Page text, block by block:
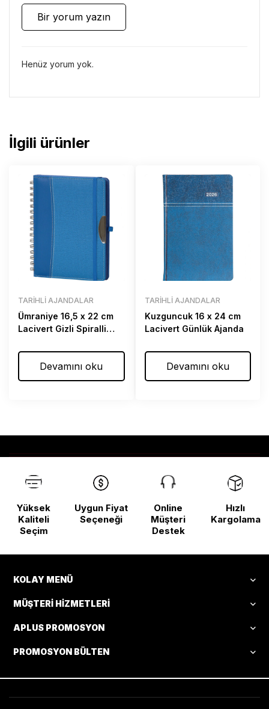
Bir yorum yazın
Henüz yorum yok.
İlgili ürünler
TARIHLI AJANDALAR
Ümraniye 16,5 x 22 cm
Lacivert Gizli Spiralli
Devamını oku
TARIHLI AJANDALAR
Kuzguncuk 16 x 24 cm
Lacivert Günlük Ajanda
Devamını oku
Yüksek
Kaliteli
Seçim
Uygun Fiyat
Seçeneği
Online
Müşteri
Destek
Hızlı
Kargolama
KOLAY MENÜ
MÜŞTERI HIZMETLERI
APLUS PROMOSYON
PROMOSYON BÜLTEN